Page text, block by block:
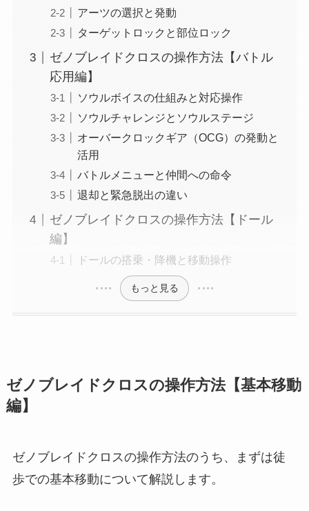
アーツの選択と発動
ターゲットロックと部位ロック
ゼノブレイドクロスの操作方法【バトル
応用編】
ソウルボイスの仕組みと対応操作
ソウルチャレンジとソウルステージ
オーバークロックギア（OCG）の発動と
活用
バトルメニューと仲間への命令
退却と緊急脱出の違い
ゼノブレイドクロスの操作方法【ドール
編】
ドールの搭乗・降機と移動操作
もっと見る
ゼノブレイドクロスの操作方法【基本移動
編】
ゼノブレイドクロスの操作方法のうち、まずは徒
歩での基本移動について解説します。